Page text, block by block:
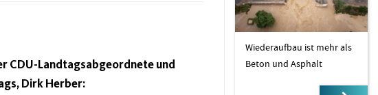
CDU-Landtagsabgeordnete und
Dirk Herber:
Wiederaufbau ist mehr als
Beton und Asphalt